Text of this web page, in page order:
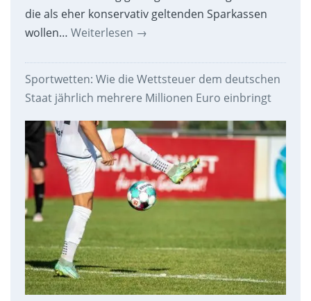
die als eher konservativ geltenden Sparkassen
wollen… Weiterlesen →
Sportwetten: Wie die Wettsteuer dem deutschen
Staat jährlich mehrere Millionen Euro einbringt